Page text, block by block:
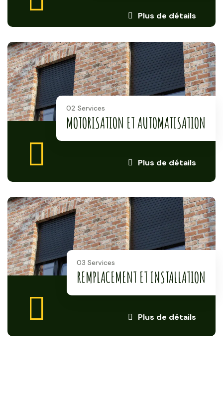
Plus de détails
Plus de détails
02 Services
MOTORISATION ET AUTOMATISATION
Plus de détails
03 Services
REMPLACEMENT ET INSTALLATION